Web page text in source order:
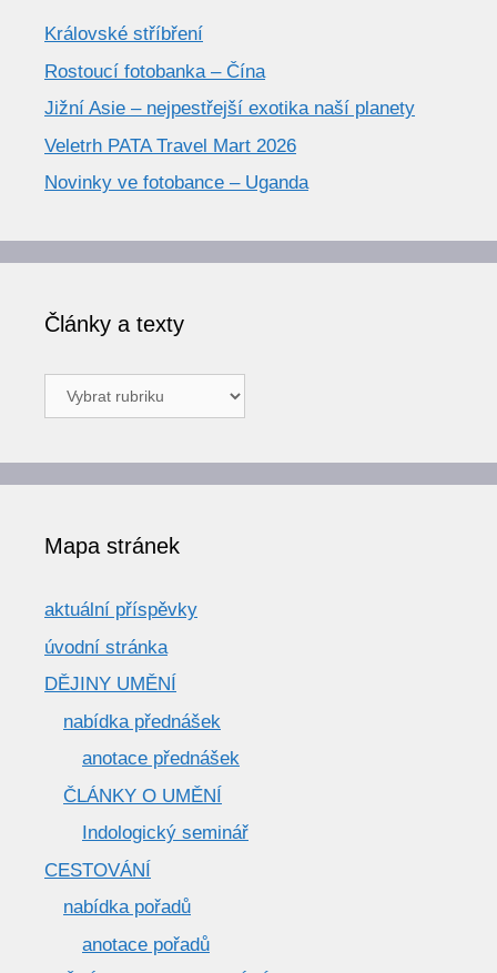
Královské stříbření
Rostoucí fotobanka – Čína
Jižní Asie – nejpestřejší exotika naší planety
Veletrh PATA Travel Mart 2026
Novinky ve fotobance – Uganda
Články a texty
Články
a
Mapa stránek
aktuální příspěvky
úvodní stránka
DĚJINY UMĚNÍ
nabídka přednášek
anotace přednášek
ČLÁNKY O UMĚNÍ
Indologický seminář
CESTOVÁNÍ
nabídka pořadů
anotace pořadů